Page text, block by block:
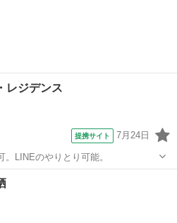
レジデンス
提携サイト 7月24日
LINEのやりとり可能。
パート